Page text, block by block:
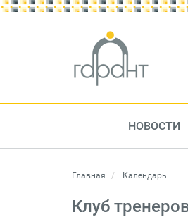
НОВОСТИ
Главная Календарь
Клуб